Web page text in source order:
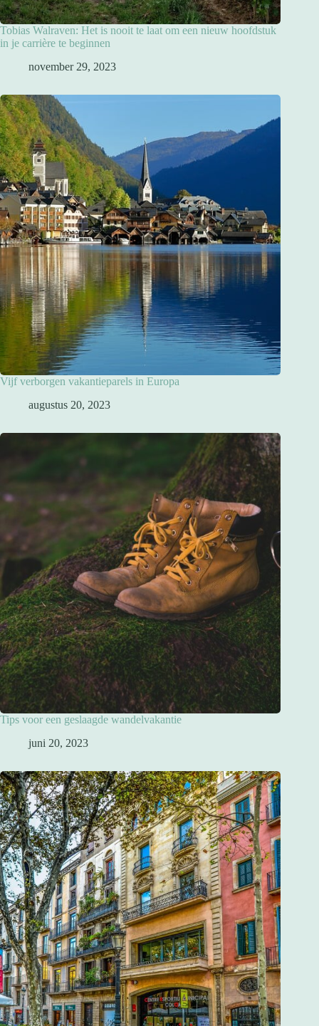
Tobias Walraven: Het is nooit te laat om een nieuw hoofdstuk
in je carrière te beginnen
november 29, 2023
Vijf verborgen vakantieparels in Europa
augustus 20, 2023
Tips voor een geslaagde wandelvakantie
juni 20, 2023